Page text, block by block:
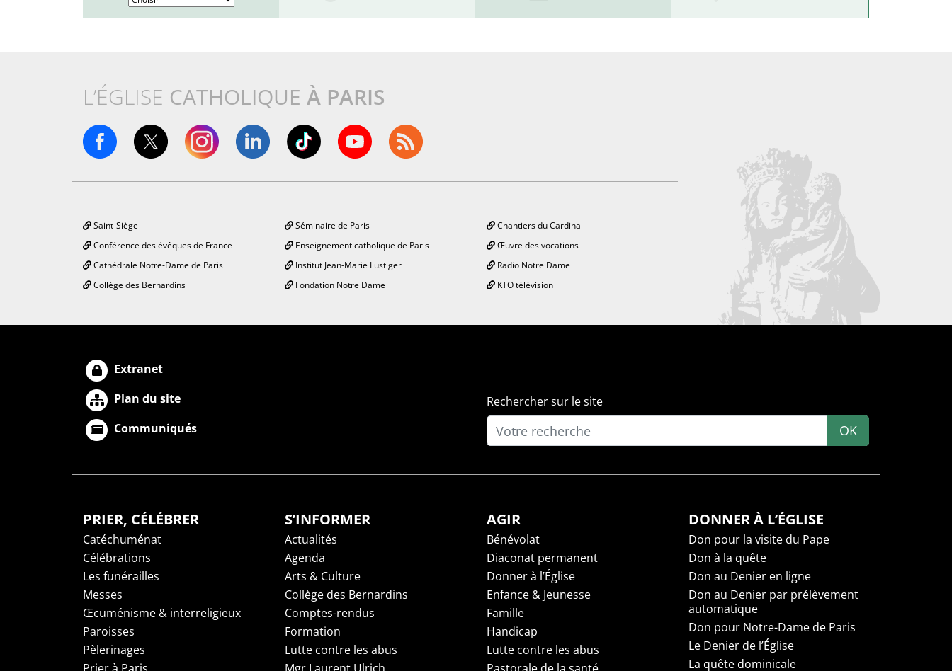
L’ÉGLISE CATHOLIQUE À PARIS
Saint-Siège
Conférence des évêques de France
Cathédrale Notre-Dame de Paris
Collège des Bernardins
Séminaire de Paris
Enseignement catholique de Paris
Institut Jean-Marie Lustiger
Fondation Notre Dame
Chantiers du Cardinal
Œuvre des vocations
Radio Notre Dame
KTO télévision
Extranet
Plan du site
Communiqués
Rechercher sur le site
OK
PRIER, CÉLÉBRER
Catéchuménat
Célébrations
Les funérailles
Messes
Œcuménisme & interreligieux
Paroisses
Pèlerinages
S’INFORMER
Actualités
Agenda
Arts & Culture
Collège des Bernardins
Comptes-rendus
Formation
Lutte contre les abus
AGIR
Bénévolat
Diaconat permanent
Donner à l’Église
Enfance & Jeunesse
Famille
Handicap
Lutte contre les abus
DONNER À L’ÉGLISE
Don pour la visite du Pape
Don à la quête
Don au Denier en ligne
Don au Denier par prélèvement
automatique
Don pour Notre-Dame de Paris
Le Denier de l’Église
La quête dominicale